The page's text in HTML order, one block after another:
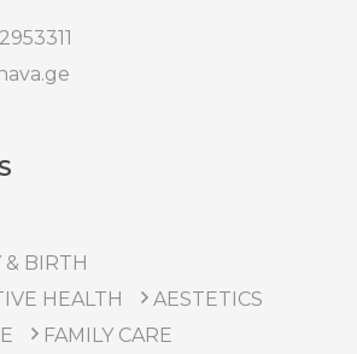
& BIRTH
HEALTH
AESTETICS
FAMILY CARE